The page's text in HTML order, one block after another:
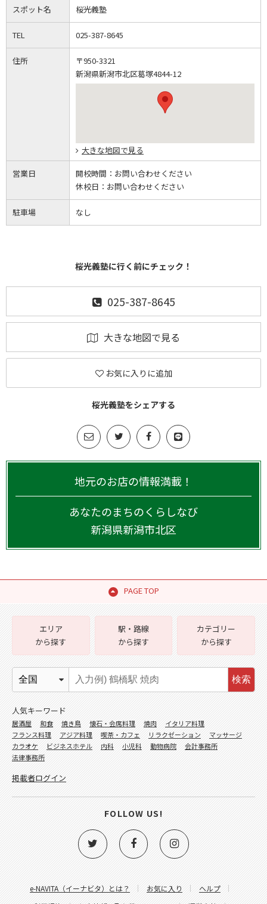
スポット名 桜光義塾
TEL 025-387-8645
住所
〒950-3321
新潟県新潟市北区葛塚4844-12
大きな地図で見る
営業日 開校時間： お問い合わせください
休校日： お問い合わせください
駐車場 なし
桜光義塾に行く前にチェック！
025-387-8645
大きな地図で見る
お気に入りに追加
桜光義塾をシェアする
地元のお店の情報満載！
あなたのまちのくらしなび
新潟県新潟市北区
PAGE TOP
e-NAVITA（イーナビタ）とは？ お気に入り
ヘルプ
エリア
から探す
駅・路線
から探す
カテゴリー
から探す
検索
人気キーワード
居酒屋 和食 焼き鳥 懐石・会席料理 焼肉
イタリア料理
フランス料理
アジア料理 喫茶・カフェ リラクゼーション
マッサージ
カラオケ
ビジネスホテル 内科 小児科 動物病院
会計事務所
法律事務所
掲載者ログイン
FOLLOW US!